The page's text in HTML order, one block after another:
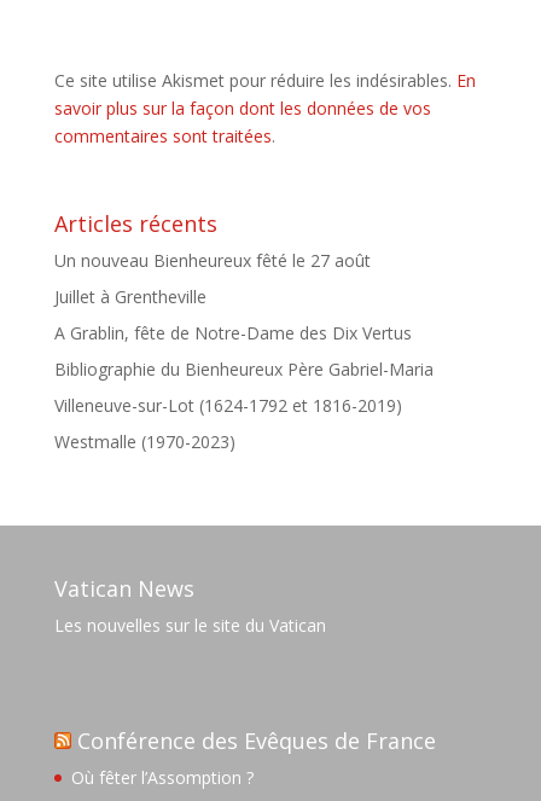
Ce site utilise Akismet pour réduire les indésirables. En
savoir plus sur la façon dont les données de vos
commentaires sont traitées.
Articles récents
Un nouveau Bienheureux fêté le 27 août
Juillet à Grentheville
A Grablin, fête de Notre-Dame des Dix Vertus
Bibliographie du Bienheureux Père Gabriel-Maria
Villeneuve-sur-Lot (1624-1792 et 1816-2019)
Westmalle (1970-2023)
Vatican News
Les nouvelles sur le site du Vatican
Conférence des Evêques de France
Où fêter l’Assomption ?